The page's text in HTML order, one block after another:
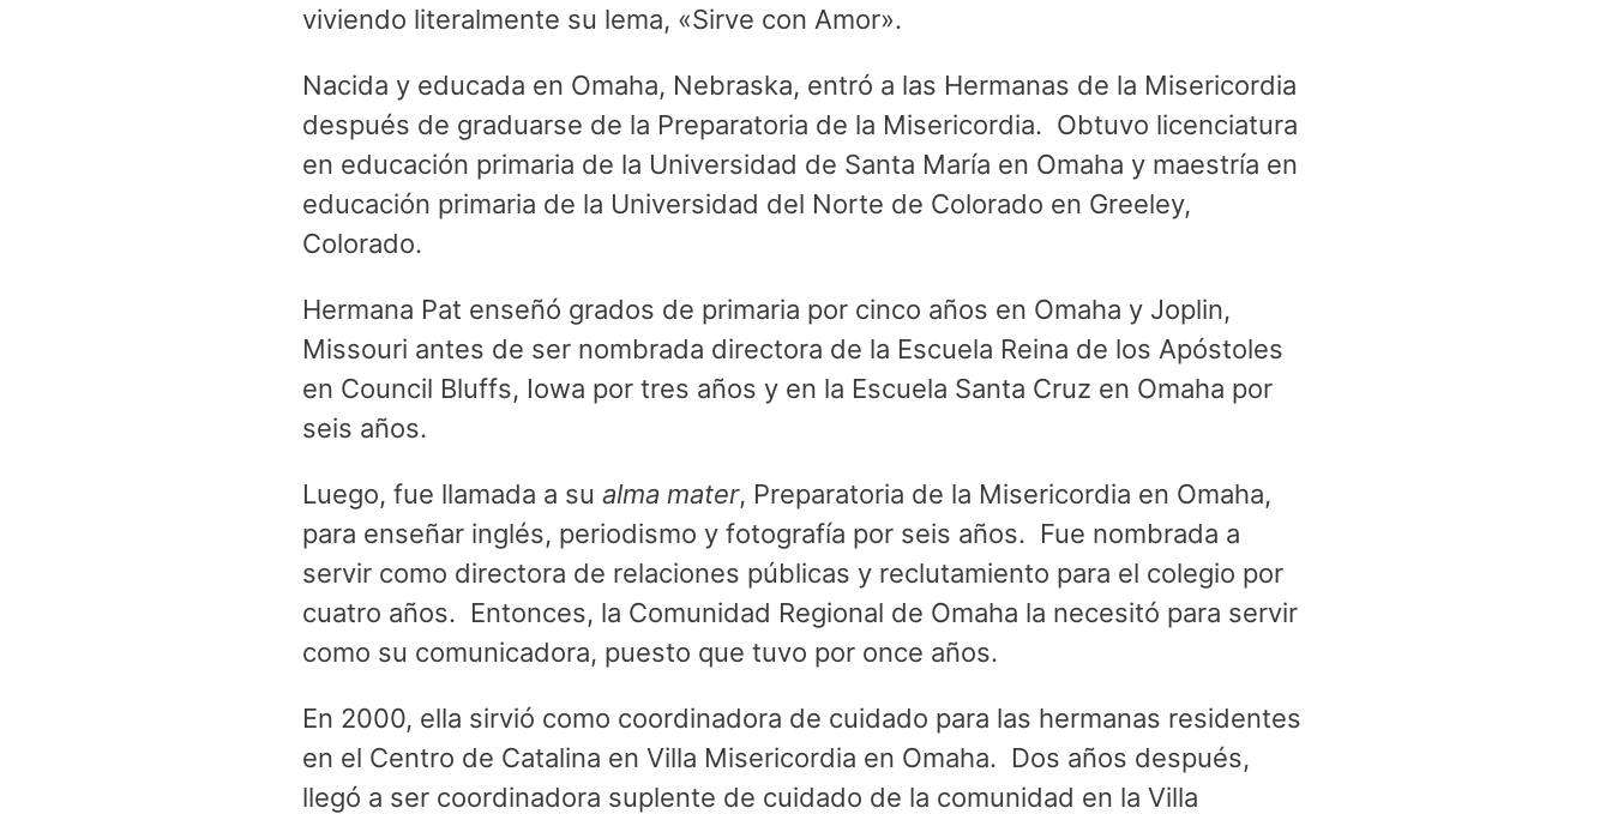
viviendo literalmente su lema, «Sirve con Amor».
Nacida y educada en Omaha, Nebraska, entró a las Hermanas de la Misericordia
después de graduarse de la Preparatoria de la Misericordia. Obtuvo licenciatura
en educación primaria de la Universidad de Santa María en Omaha y maestría en
educación primaria de la Universidad del Norte de Colorado en Greeley,
Colorado.
Hermana Pat enseñó grados de primaria por cinco años en Omaha y Joplin,
Missouri antes de ser nombrada directora de la Escuela Reina de los Apóstoles
en Council Bluffs, Iowa por tres años y en la Escuela Santa Cruz en Omaha por
seis años.
Luego, fue llamada a su alma mater, Preparatoria de la Misericordia en Omaha,
para enseñar inglés, periodismo y fotografía por seis años. Fue nombrada a
servir como directora de relaciones públicas y reclutamiento para el colegio por
cuatro años. Entonces, la Comunidad Regional de Omaha la necesitó para servir
como su comunicadora, puesto que tuvo por once años.
En 2000, ella sirvió como coordinadora de cuidado para las hermanas residentes
en el Centro de Catalina en Villa Misericordia en Omaha. Dos años después,
llegó a ser coordinadora suplente de cuidado de la comunidad en la Villa